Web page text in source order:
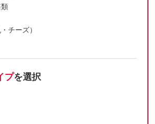
チーズ）
プを選択